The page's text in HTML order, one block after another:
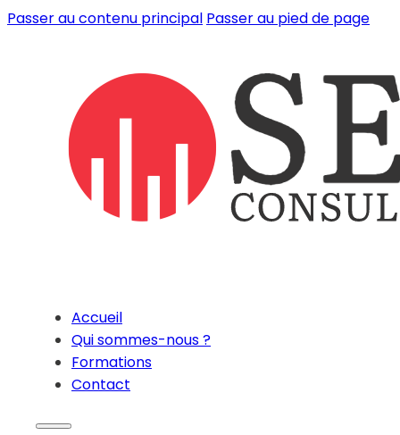
Passer au contenu principal Passer au pied de page
Accueil
Qui sommes-nous ?
Formations
Contact